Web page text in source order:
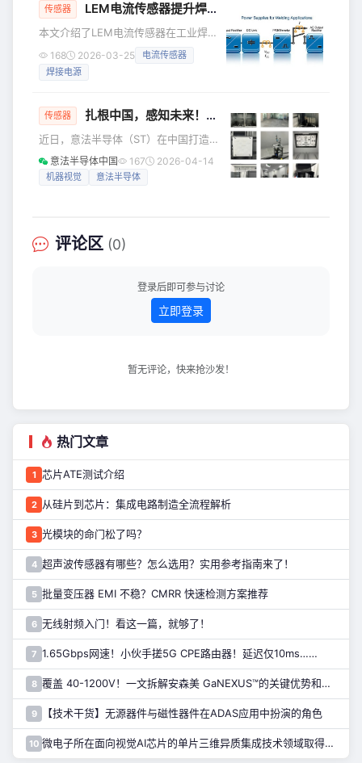
下投资平台，华立集团是中国电工仪表行业规模最大的企业，
并实现多元化经营；Evergreen Dynamics为电动汽车解决方
案供应商；宁波创投引导基金为宁
传感器 LEM电流传感器提升焊接效率：高精度控制与安全保护
本文介绍了LEM电流传感器在工业焊接
中的应用，通过精确控制焊接电流，提
升焊接效率和安全性。LEM的HOB系列
168 2026-03-25
电流传感器
焊接电源
传感器 扎根中国，感知未来！意法半导体3D光学测试实验室正式落地上海！让机器视觉从“看见”到“理解”
近日，意法半导体（ST）在中国打造的
高精度3D光学测试实验室正式在上海落
地！立足中国AI与智能制造的发展浪
中国光学智能化应用规模化增长。 中国
市场催生感知技术新需求 当前，中国在
猛，机器视觉的应用边界正不断拓展、
深化：从全自动智能产线的工业视觉检
意法半导体中国 167 2026-04-14
机器视觉 意法半导体
评论区 (0)
登录后即可参与讨论
立即登录
暂无评论，快来抢沙发！
热门文章
1 芯片ATE测试介绍
2 从硅片到芯片：集成电路制造全流程解析
3 光模块的命门松了吗？
4 超声波传感器有哪些？怎么选用？实用参考指南来了！
5 批量变压器 EMI 不稳？CMRR 快速检测方案推荐
6 无线射频入门！看这一篇，就够了！
7 1.65Gbps网速！小伙手搓5G CPE路由器！延迟仅10ms……
8 覆盖 40-1200V！一文拆解安森美 GaNEXUS™的关键优势和应用
9 【技术干货】无源器件与磁性器件在ADAS应用中扮演的角色
10 微电子所在面向视觉AI芯片的单片三维异质集成技术领域取得进展